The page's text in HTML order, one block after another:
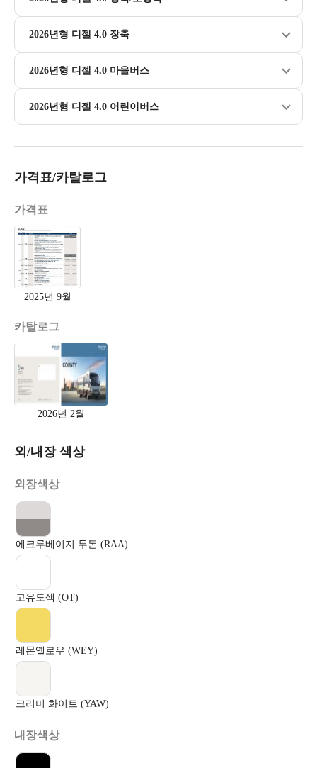
2026년형 디젤 4.0 장축
2026년형 디젤 4.0 마을버스
2026년형 디젤 4.0 어린이버스
가격표/카탈로그
가격표
2025년 9월
카탈로그
2026년 2월
외/내장 색상
외장색상
에크루베이지 투톤 (RAA)
고유도색 (OT)
레몬옐로우 (WEY)
크리미 화이트 (YAW)
내장색상